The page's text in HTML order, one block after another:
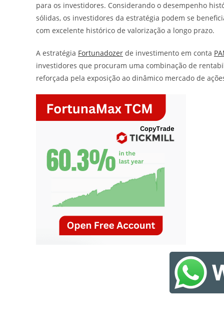
para os investidores. Considerando o desempenho
sólidas, os investidores da estratégia podem se
com excelente histórico de valorização a longo prazo.
A estratégia Fortunadozer de investimento em conta
investidores que procuram uma combinação de
reforçada pela exposição ao dinâmico mercado de